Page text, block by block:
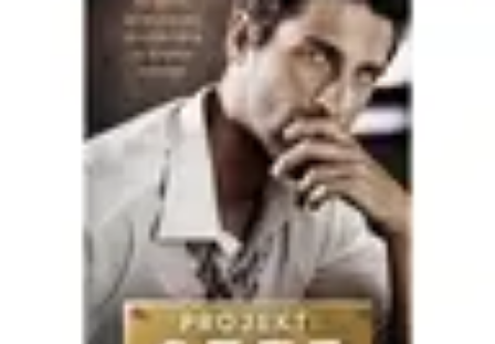
Projekty na Dom
Projektowanie wnętrzInspiracjeBudowa i materiały
Porady
dotyczące projektówTrendy
Projekty na Dom